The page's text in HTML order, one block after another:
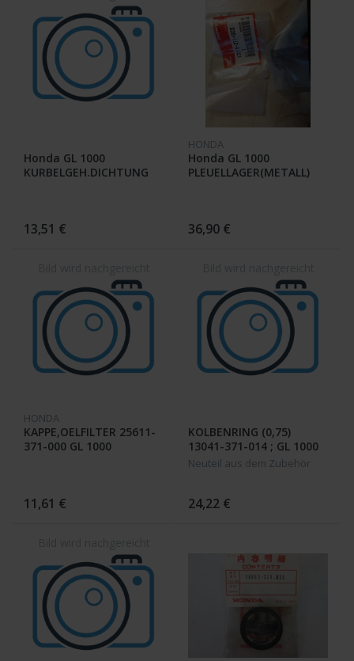
Honda GL 1000
KURBELGEH.DICHTUNG
13,51 €
HONDA
Honda GL 1000
PLEUELLAGER(METALL)
36,90 €
HONDA
KAPPE,OELFILTER 25611-
371-000 GL 1000
11,61 €
KOLBENRING (0,75)
13041-371-014 ; GL 1000
Neuteil aus dem Zubehör
24,22 €